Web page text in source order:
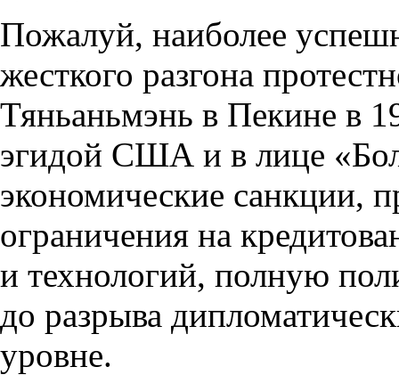
Пожалуй, наиболее
жесткого разгона
Тяньаньмэнь в Пекине в
эгидой США и в лице
экономические санкции,
ограничения на
и технологий, полную
до разрыва
уровне.